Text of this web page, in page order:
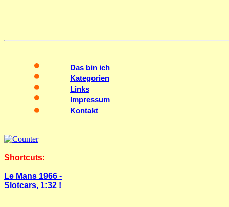
Das bin ich
Kategorien
Links
Impressum
Kontakt
Shortcuts:
Le Mans 1966 -
Slotcars, 1:32 !